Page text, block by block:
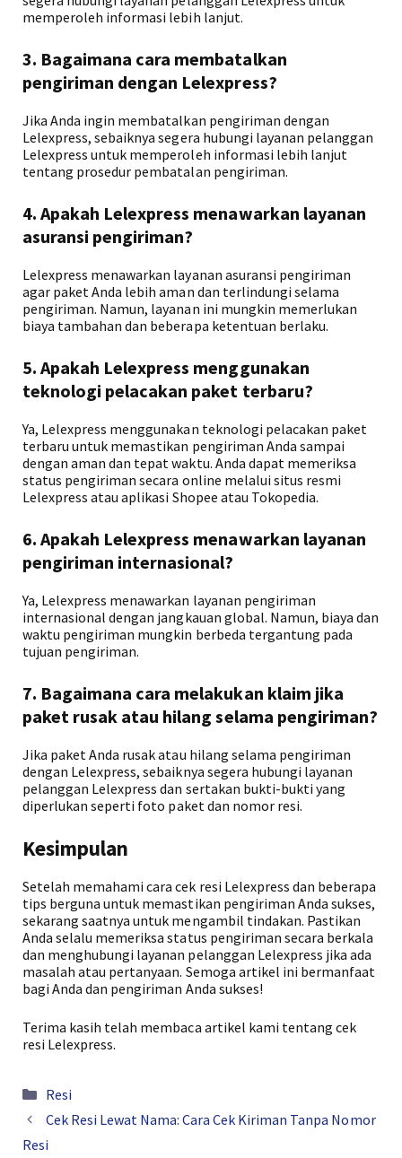
memperoleh informasi lebih lanjut.
3. Bagaimana cara membatalkan
pengiriman dengan Lelexpress?
Jika Anda ingin membatalkan pengiriman dengan
Lelexpress, sebaiknya segera hubungi layanan pelanggan
Lelexpress untuk memperoleh informasi lebih lanjut
tentang prosedur pembatalan pengiriman.
4. Apakah Lelexpress menawarkan layanan
asuransi pengiriman?
Lelexpress menawarkan layanan asuransi pengiriman
agar paket Anda lebih aman dan terlindungi selama
pengiriman. Namun, layanan ini mungkin memerlukan
biaya tambahan dan beberapa ketentuan berlaku.
5. Apakah Lelexpress menggunakan
teknologi pelacakan paket terbaru?
Ya, Lelexpress menggunakan teknologi pelacakan paket
terbaru untuk memastikan pengiriman Anda sampai
dengan aman dan tepat waktu. Anda dapat memeriksa
status pengiriman secara online melalui situs resmi
Lelexpress atau aplikasi Shopee atau Tokopedia.
6. Apakah Lelexpress menawarkan layanan
pengiriman internasional?
Ya, Lelexpress menawarkan layanan pengiriman
internasional dengan jangkauan global. Namun, biaya dan
waktu pengiriman mungkin berbeda tergantung pada
tujuan pengiriman.
7. Bagaimana cara melakukan klaim jika
paket rusak atau hilang selama pengiriman?
Jika paket Anda rusak atau hilang selama pengiriman
dengan Lelexpress, sebaiknya segera hubungi layanan
pelanggan Lelexpress dan sertakan bukti-bukti yang
diperlukan seperti foto paket dan nomor resi.
Kesimpulan
Setelah memahami cara cek resi Lelexpress dan beberapa
tips berguna untuk memastikan pengiriman Anda sukses,
sekarang saatnya untuk mengambil tindakan. Pastikan
Anda selalu memeriksa status pengiriman secara berkala
dan menghubungi layanan pelanggan Lelexpress jika ada
masalah atau pertanyaan. Semoga artikel ini bermanfaat
bagi Anda dan pengiriman Anda sukses!
Terima kasih telah membaca artikel kami tentang cek
resi Lelexpress.
Kategori
Resi
Cek Resi Lewat Nama: Cara Cek Kiriman Tanpa Nomor
Resi